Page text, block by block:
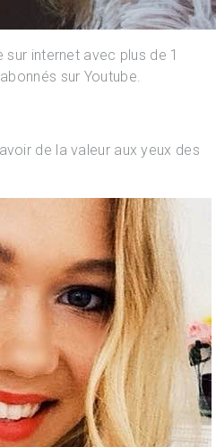
sur internet avec plus de 1
sur Youtube.
de la valeur aux yeux des